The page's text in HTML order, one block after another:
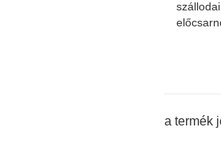
szállodai
a termék